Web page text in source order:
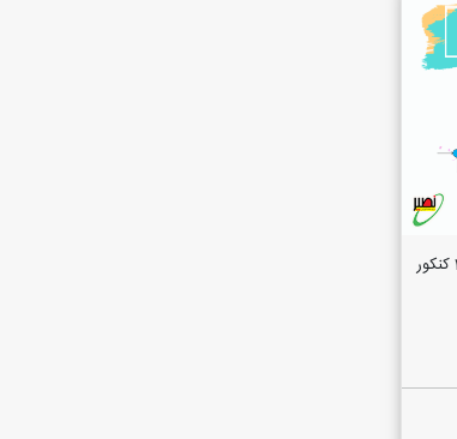
دوره آموزشی کنترل خطی کد2 کنکور